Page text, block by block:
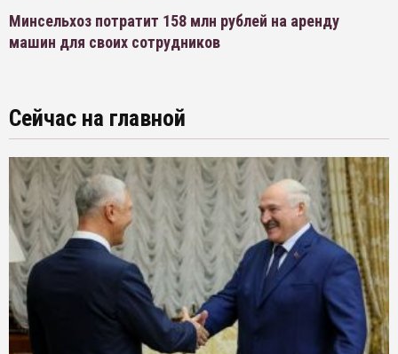
Минсельхоз потратит 158 млн рублей на аренду
машин для своих сотрудников
Сейчас на главной